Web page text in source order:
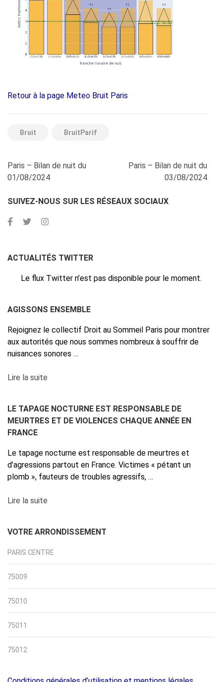
Retour à la page Meteo Bruit Paris
Bruit BruitParif
Navigation
de
Paris – Bilan de nuit du
01/08/2024
Paris – Bilan de nuit du
03/08/2024
SUIVEZ-NOUS SUR LES RÉSEAUX SOCIAUX
ACTUALITÉS TWITTER
Le flux Twitter n’est pas disponible pour le moment.
AGISSONS ENSEMBLE
Rejoignez le collectif Droit au Sommeil Paris pour montrer
aux autorités que nous sommes nombreux à souffrir de
nuisances sonores …
Lire la suite
LE TAPAGE NOCTURNE EST RESPONSABLE DE
MEURTRES ET DE VIOLENCES CHAQUE ANNÉE EN
FRANCE
Le tapage nocturne est responsable de meurtres et
d’agressions partout en France. Victimes « pétant un
plomb », fauteurs de troubles agressifs, …
Lire la suite
VOTRE ARRONDISSEMENT
PARIS CENTRE
75009
75010
75011
75012